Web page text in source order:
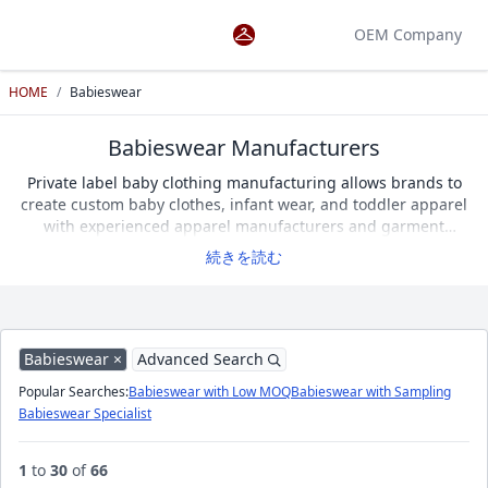
OEM Company
HOME / Babieswear
Babieswear Manufacturers
Private label baby clothing manufacturing allows brands to
create custom baby clothes, infant wear, and toddler apparel
with experienced apparel manufacturers and garment
factories. Because these garments are designed for
newborns and young children, soft and skin-friendly fabrics,
high safety and quality standards. When selecting a
manufacturer, consider sample development, low minimum
order quantities (Low MOQ), quality control systems, and
compliance with international safety standards. Apparel OEM
Search features 66 verified baby clothing manufacturers and
garment factories, allowing you to compare suppliers and
find the ideal private label manufacturing partner.
続きを読む
Babieswear × Advanced Search
Popular Searches:Babieswear with Low MOQBabieswear with Sampling
Babieswear Specialist
1 to 30 of66